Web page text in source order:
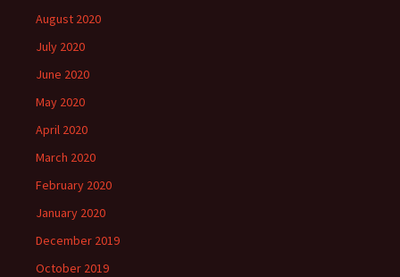
August 2020
July 2020
June 2020
May 2020
April 2020
March 2020
February 2020
January 2020
December 2019
October 2019